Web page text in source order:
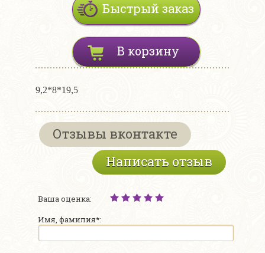
Быстрый заказ
В корзину
9,2*8*19,5
Отзывы вконтакте
Написать отзыв
Ваша оценка:
Имя, фамилия*: